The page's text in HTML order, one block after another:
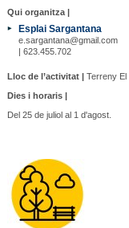
Qui organitza |
Esplai Sargantana
e.sargantana@gmail.com
| 623.455.702
Lloc de l’activitat |Terreny El
Dies i horaris |
Del 25 de juliol al 1 d'agost.